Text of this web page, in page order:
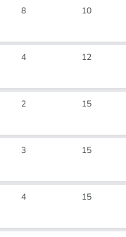
8 10
4 12
2 15
3 15
4 15